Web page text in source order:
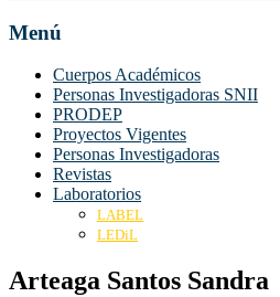
Menú
Cuerpos Académicos
Personas Investigadoras SNII
PRODEP
Proyectos Vigentes
Personas Investigadoras
Revistas
Laboratorios
LABEL
LEDiL
Arteaga Santos Sandra